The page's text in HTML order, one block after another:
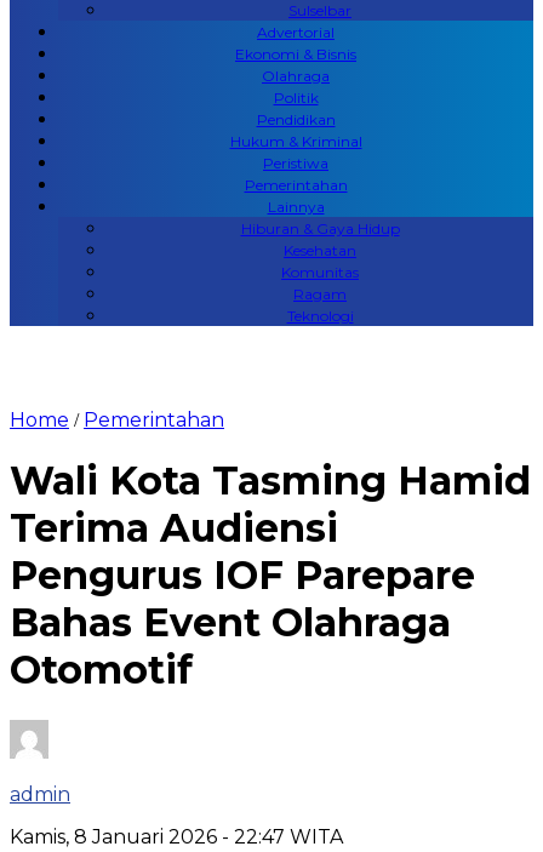
Sulselbar
Advertorial
Ekonomi & Bisnis
Olahraga
Politik
Pendidikan
Hukum & Kriminal
Peristiwa
Pemerintahan
Lainnya
Hiburan & Gaya Hidup
Kesehatan
Komunitas
Ragam
Teknologi
Home / Pemerintahan
Wali Kota Tasming Hamid
Terima Audiensi
Pengurus IOF Parepare
Bahas Event Olahraga
Otomotif
admin
Kamis, 8 Januari 2026 - 22:47 WITA